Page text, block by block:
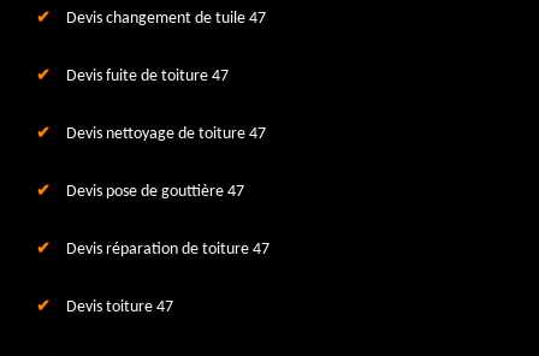
Devis changement de tuile 47
Devis fuite de toiture 47
Devis nettoyage de toiture 47
Devis pose de gouttière 47
Devis réparation de toiture 47
Devis toiture 47